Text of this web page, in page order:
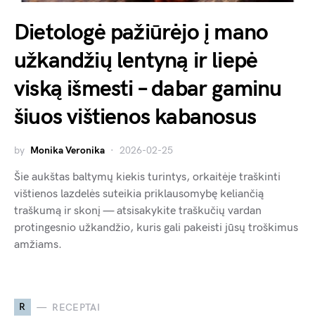
Dietologė pažiūrėjo į mano
užkandžių lentyną ir liepė
viską išmesti – dabar gaminu
šiuos vištienos kabanosus
by Monika Veronika 2026-02-25
Šie aukštas baltymų kiekis turintys, orkaitėje traškinti
vištienos lazdelės suteikia priklausomybę keliančią
traškumą ir skonį — atsisakykite traškučių vardan
protingesnio užkandžio, kuris gali pakeisti jūsų troškimus
amžiams.
R RECEPTAI